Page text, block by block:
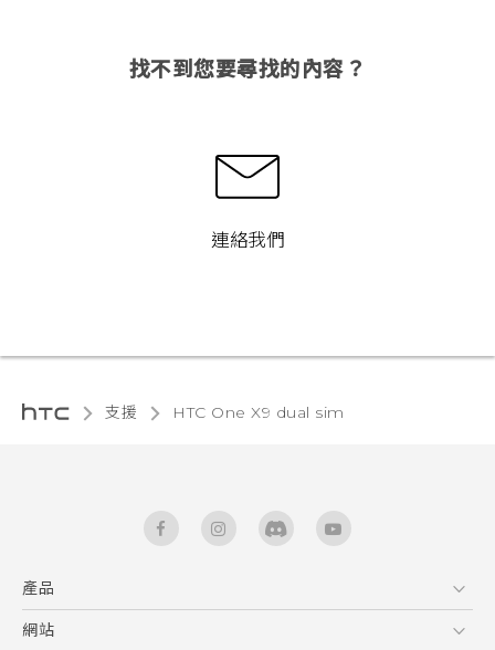
找不到您要尋找的內容？
連絡我們
支援 HTC One X9 dual sim‎
產品
5G
網站